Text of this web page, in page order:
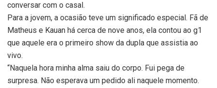
conversar com o casal.
Para a jovem, a ocasião teve um significado especial. Fã de
Matheus e Kauan há cerca de nove anos, ela contou ao g1
que aquele era o primeiro show da dupla que assistia ao
vivo.
“Naquela hora minha alma saiu do corpo. Fui pega de
surpresa. Não esperava um pedido ali naquele momento.